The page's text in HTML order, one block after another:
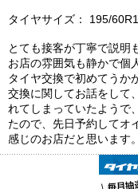
タイヤサイズ： 195/
とても接客が丁寧で説明
お店の雰囲気も静かで個
タイヤ交換で初めてうか
交換に関してお話をして
れてしまっていたようで
たので、先日予約してオ
感じのお店だと思います。